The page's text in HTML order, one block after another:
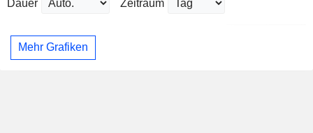
Dauer Zeitraum
Mehr Grafiken